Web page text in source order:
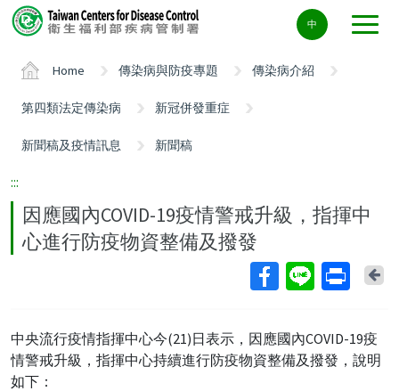
Center
block
中
Home 傳染病與防疫專題 傳染病介紹
第四類法定傳染病 新冠併發重症
新聞稿及疫情訊息 新聞稿
:::
因應國內COVID-19疫情警戒升級，指揮中
心進行防疫物資整備及撥發
中央流行疫情指揮中心今(21)日表示，因應國內COVID-19疫
情警戒升級，指揮中心持續進行防疫物資整備及撥發，說明
如下：